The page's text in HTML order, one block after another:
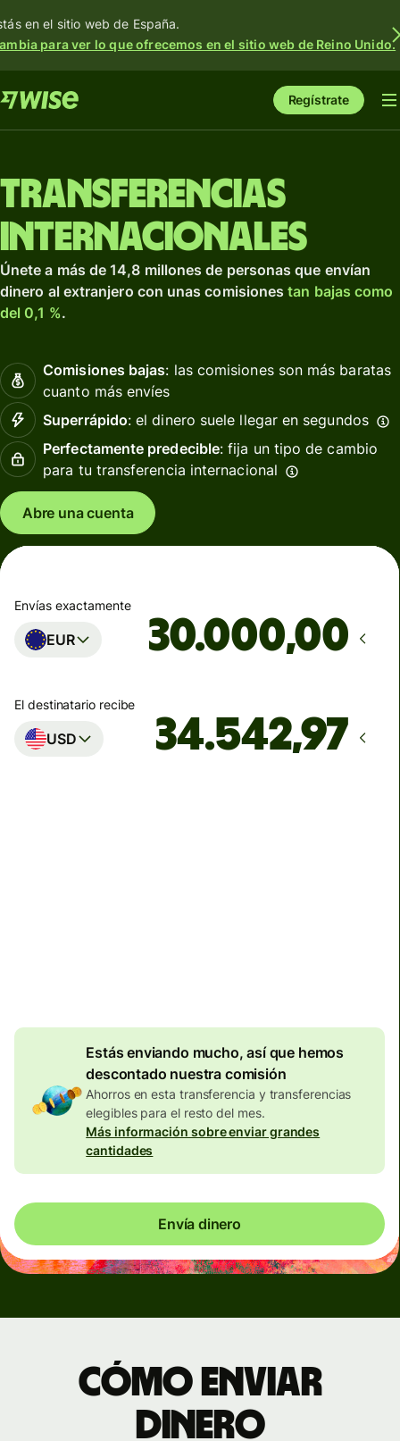
en el sitio web de España.
para ver lo que ofrecemos en el sitio web de Reino Unido.
Regístrate
Transferencias
internacionales
Únete a más de 14,8 millones de personas que envían
dinero al extranjero con unas comisionestan bajas como
del 0,1 %.
Comisiones bajas: las comisiones son más baratas
cuanto más envíes
Superrápido: el dinero suele llegar en segundos
Perfectamente predecible: fija un tipo de cambio
para tu transferencia internacional
Abre una cuenta
Envías exactamente
EUR ,00
El destinatario recibe
USD
Estás enviando mucho, así que hemos
descontado nuestra comisión
Ahorros en esta transferencia y transferencias
elegibles para el resto del mes.
Más información sobre enviar grandes
cantidades
Envía dinero
Cómo enviar
dinero